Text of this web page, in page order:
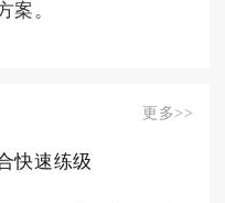
案。
更多>>
快速练级